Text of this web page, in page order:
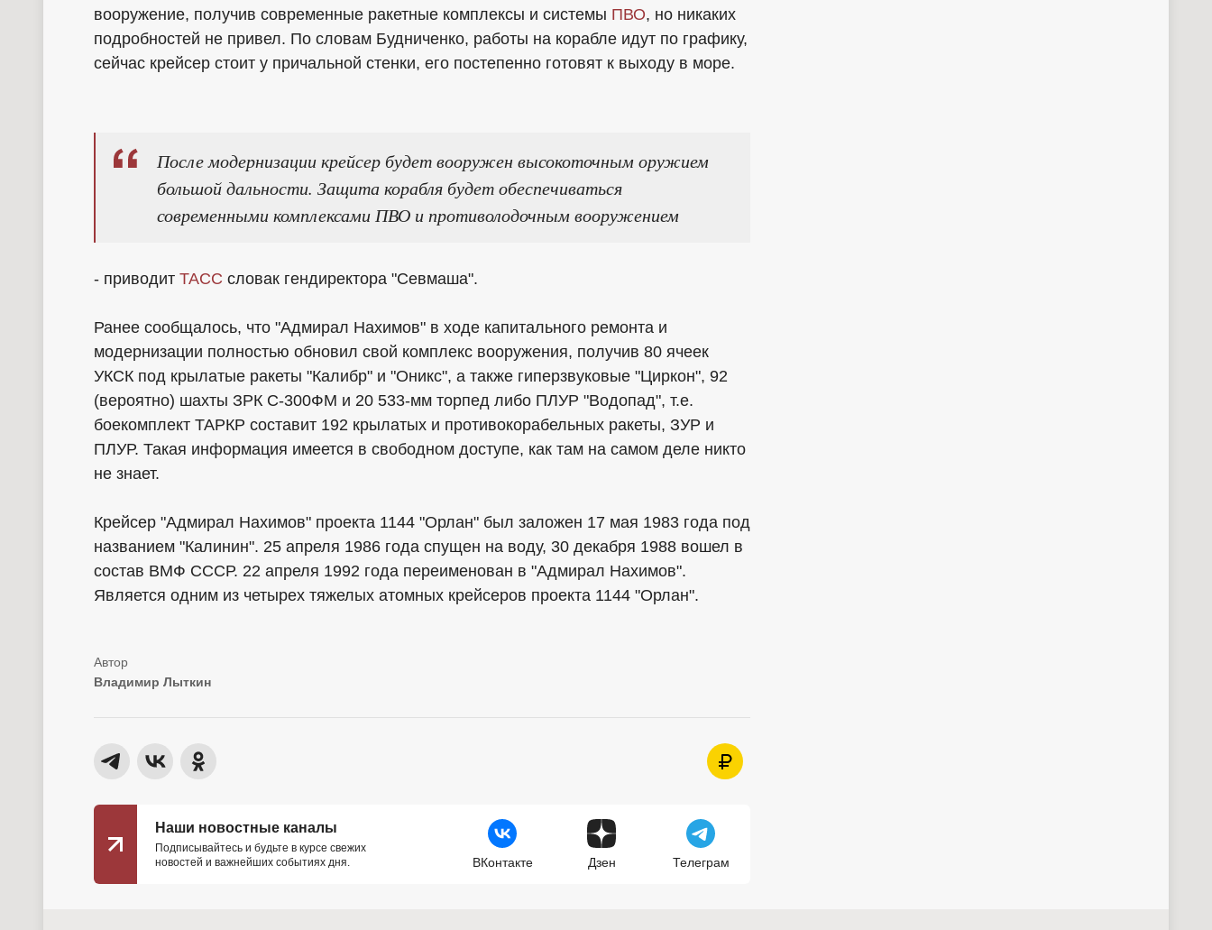
вооружение, получив современные ракетные комплексы и системы ПВО, но никаких
подробностей не привел. По словам Будниченко, работы на корабле идут по графику,
сейчас крейсер стоит у причальной стенки, его постепенно готовят к выходу в море.
После модернизации крейсер будет вооружен высокоточным оружием
большой дальности. Защита корабля будет обеспечиваться
современными комплексами ПВО и противолодочным вооружением
- приводит ТАСС словак гендиректора "Севмаша".
Ранее сообщалось, что "Адмирал Нахимов" в ходе капитального ремонта и
модернизации полностью обновил свой комплекс вооружения, получив 80 ячеек
УКСК под крылатые ракеты "Калибр" и "Оникс", а также гиперзвуковые "Циркон", 92
(вероятно) шахты ЗРК С-300ФМ и 20 533-мм торпед либо ПЛУР "Водопад", т.е.
боекомплект ТАРКР составит 192 крылатых и противокорабельных ракеты, ЗУР и
ПЛУР. Такая информация имеется в свободном доступе, как там на самом деле никто
не знает.
Крейсер "Адмирал Нахимов" проекта 1144 "Орлан" был заложен 17 мая 1983 года под
названием "Калинин". 25 апреля 1986 года спущен на воду, 30 декабря 1988 вошел в
состав ВМФ СССР. 22 апреля 1992 года переименован в "Адмирал Нахимов".
Является одним из четырех тяжелых атомных крейсеров проекта 1144 "Орлан".
Владимир Лыткин
Наши новостные каналы
Подписывайтесь и будьте в курсе свежих
новостей и важнейших событиях дня.
ВКонтакте Дзен Телеграм